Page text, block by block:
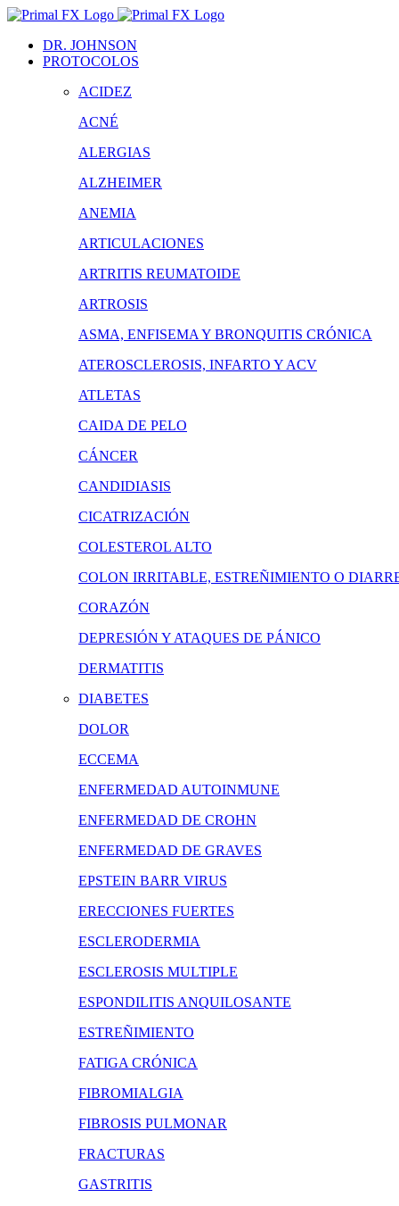
Saltar
contenidoDR. JOHNSON
PROTOCOLOS
ACIDEZ
ACNÉ
ALERGIAS
ALZHEIMER
ANEMIA
ARTICULACIONES
ARTRITIS REUMATOIDE
ARTROSIS
ASMA, ENFISEMA Y BRONQUITIS CRÓNICA
ATEROSCLEROSIS, INFARTO Y ACV
ATLETAS
CAIDA DE PELO
CÁNCER
CANDIDIASIS
CICATRIZACIÓN
COLESTEROL ALTO
COLON IRRITABLE, ESTREÑIMIENTO O
CORAZÓN
DEPRESIÓN Y ATAQUES DE PÁNICO
DERMATITIS
DIABETES
DOLOR
ECCEMA
ENFERMEDAD AUTOINMUNE
ENFERMEDAD DE CROHN
ENFERMEDAD DE GRAVES
EPSTEIN BARR VIRUS
ERECCIONES FUERTES
ESCLERODERMIA
ESCLEROSIS MULTIPLE
ESPONDILITIS ANQUILOSANTE
ESTREÑIMIENTO
FATIGA CRÓNICA
FIBROMIALGIA
FIBROSIS PULMONAR
FRACTURAS
GASTRITIS